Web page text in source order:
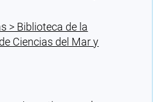
> Biblioteca de la
Ciencias del Mar y